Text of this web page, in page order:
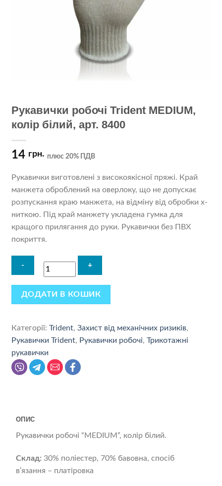
Рукавички робочі Trident MEDIUM,
колір білий, арт. 8400
14 грн. плюс 20% ПДВ
Рукавички виготовлені з високоякісної пряжі. Край
манжета оброблений на оверлоку, що не допускає
розпускання краю манжета, на відміну від обробки x-
ниткою. Під край манжету укладена гумка для
кращого прилягання до руки. Рукавички без ПВХ
покриття.
ДОДАТИ В КОШИК
Категорії:Trident,Захист від механічних ризиків,
Рукавички Trident, Рукавички робочі,Трикотажні
рукавички
ОПИС
Рукавички робочі “MEDIUM”, колір білий.
Склад: 30% поліестер, 70% бавовна, спосіб
в’язання – платіровка